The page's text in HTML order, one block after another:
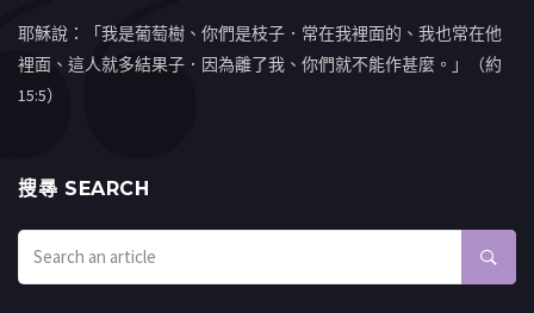
耶穌說：「我是葡萄樹、你們是枝子．常在我裡面的、我也常在他
裡面、這人就多結果子．因為離了我、你們就不能作甚麼。」（約
15:5）
搜㝷 SEARCH